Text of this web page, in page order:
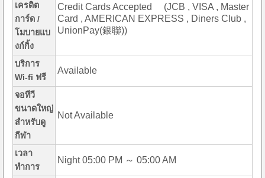
เครดิต
การ์ด /
โมบายแบ
งก์กิ้ง
Credit Cards Accepted (JCB , VISA , Master
Card , AMERICAN EXPRESS , Diners Club ,
UnionPay(銀聯))
บริการ
Wi-fi ฟรี
Available
จอทีวี
ขนาดใหญ่
สำหรับดู
กีฬา
Not Available
เวลา
ทำการ
Night 05:00 PM ～ 05:00 AM